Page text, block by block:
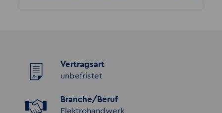
Vertragsart
unbefristet
Branche/Beruf
Elektrohandwerk